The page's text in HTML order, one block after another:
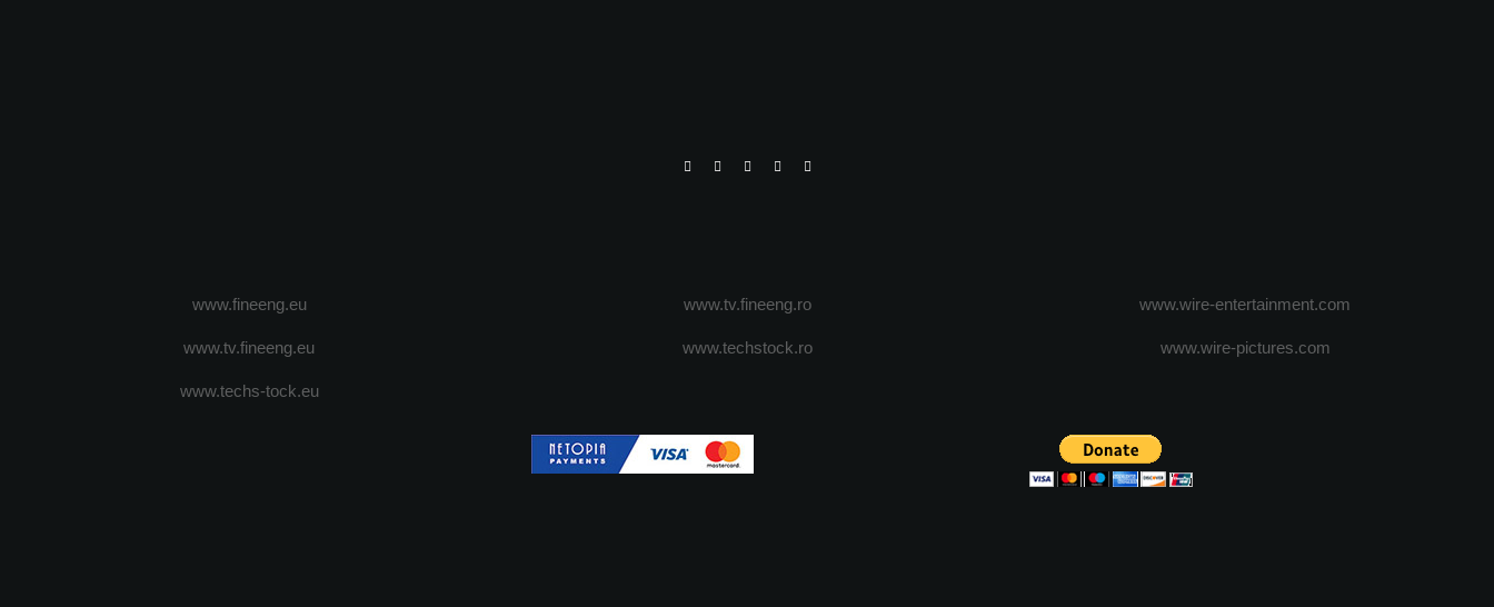
www.fineeng.eu
www.tv.fineeng.eu
www.techs-tock.eu
www.tv.fineeng.ro
www.techstock.ro
www.wire-entertainment.com
www.wire-pictures.com